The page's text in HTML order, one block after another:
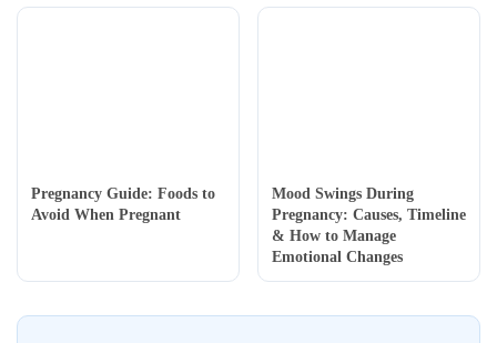
Pregnancy Guide: Foods to
Avoid When Pregnant
Mood Swings During
Pregnancy: Causes, Timeline
& How to Manage
Emotional Changes